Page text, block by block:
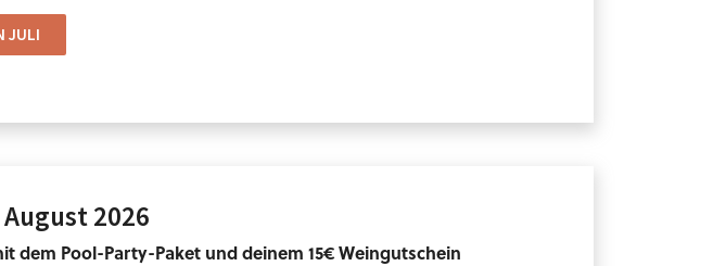
JULI
2026
dem Pool-Party-Paket und deinem 15€ Weingutschein